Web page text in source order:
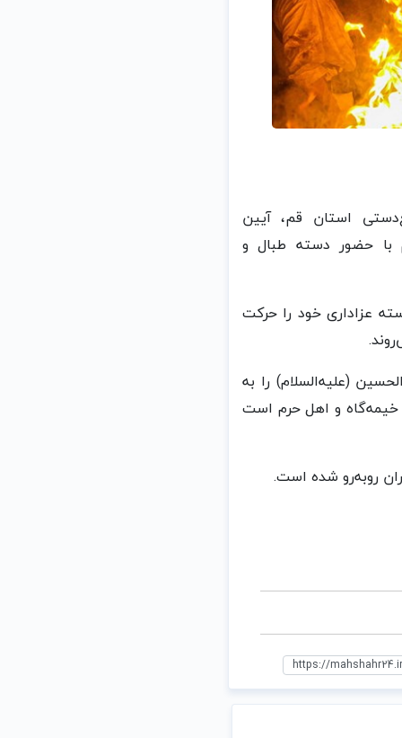
استان قم، آیین
حضور دسته طبال و
عزاداری خود را حرکت
(علیه‌السلام) را به
خیمه‌گاه و اهل حرم است
روبه‌رو شده است.